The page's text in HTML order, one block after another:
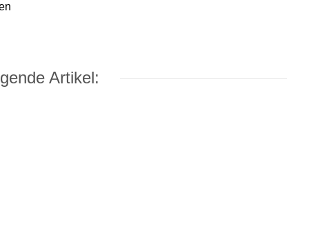
Artikel: